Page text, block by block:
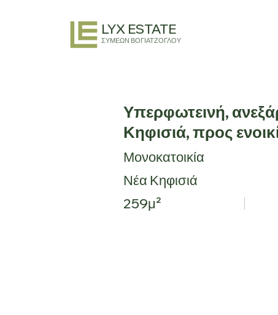
LYX ESTATE
ΣΥΜΕΩΝ ΒΟΓΙΑΤΖΟΓΛΟΥ
Υπερφωτεινή,
Κηφισιά, προς
Μονοκατοικία
Νέα Κηφισιά
259μ²